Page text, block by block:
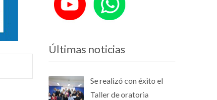
Últimas noticias
Se realizó con éxito el
Taller de oratoria